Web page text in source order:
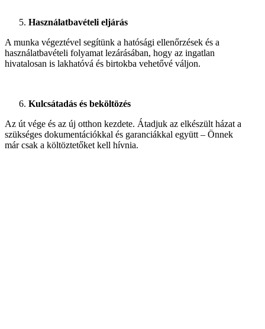
Használatbavételi eljárás
A munka végeztével segítünk a hatósági ellenőrzések és a
használatbavételi folyamat lezárásában, hogy az ingatlan
hivatalosan is lakhatóvá és birtokba vehetővé váljon.
Kulcsátadás és beköltözés
Az út vége és az új otthon kezdete. Átadjuk az elkészült házat a
szükséges dokumentációkkal és garanciákkal együtt – Önnek
már csak a költöztetőket kell hívnia.